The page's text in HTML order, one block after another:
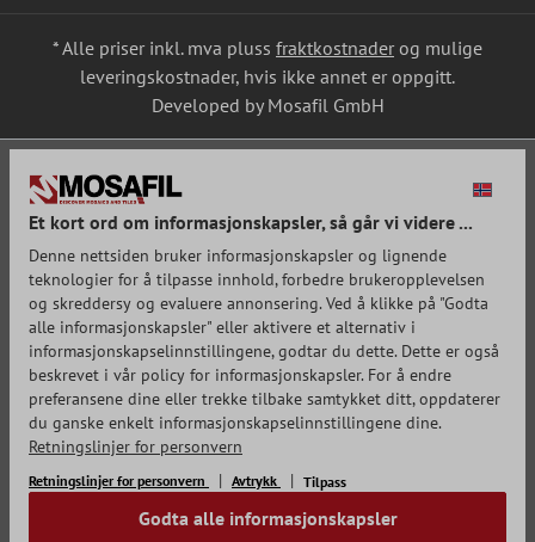
* Alle priser inkl. mva pluss fraktkostnader og mulige
leveringskostnader, hvis ikke annet er oppgitt.
Developed by Mosafil GmbH
Et kort ord om informasjonskapsler, så går vi videre ...
Denne nettsiden bruker informasjonskapsler og lignende
teknologier for å tilpasse innhold, forbedre brukeropplevelsen
og skreddersy og evaluere annonsering. Ved å klikke på "Godta
alle informasjonskapsler" eller aktivere et alternativ i
informasjonskapselinnstillingene, godtar du dette. Dette er også
beskrevet i vår policy for informasjonskapsler. For å endre
preferansene dine eller trekke tilbake samtykket ditt, oppdaterer
du ganske enkelt informasjonskapselinnstillingene dine.
Retningslinjer for personvern
Retningslinjer for personvern Avtrykk Tilpass
Godta alle informasjonskapsler